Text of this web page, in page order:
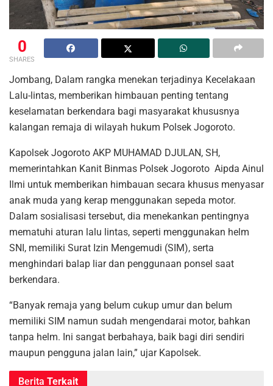
0
SHARES
Jombang, Dalam rangka menekan terjadinya Kecelakaan
Lalu-lintas, memberikan himbauan penting tentang
keselamatan berkendara bagi masyarakat khususnya
kalangan remaja di wilayah hukum Polsek Jogoroto.
Kapolsek Jogoroto AKP MUHAMAD DJULAN, SH,
memerintahkan Kanit Binmas Polsek Jogoroto Aipda Ainul
Ilmi untuk memberikan himbauan secara khusus menyasar
anak muda yang kerap menggunakan sepeda motor.
Dalam sosialisasi tersebut, dia menekankan pentingnya
mematuhi aturan lalu lintas, seperti menggunakan helm
SNI, memiliki Surat Izin Mengemudi (SIM), serta
menghindari balap liar dan penggunaan ponsel saat
berkendara.
“Banyak remaja yang belum cukup umur dan belum
memiliki SIM namun sudah mengendarai motor, bahkan
tanpa helm. Ini sangat berbahaya, baik bagi diri sendiri
maupun pengguna jalan lain,” ujar Kapolsek.
Berita Terkait